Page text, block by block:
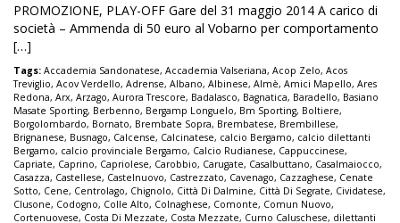
PROMOZIONE, PLAY-OFF Gare del 31 maggio 2014 A carico di
società – Ammenda di 50 euro al Vobarno per comportamento
[…]
Tags: Accademia Sandonatese, Accademia Valseriana, Acop Zelo, Acos
Treviglio, Acov Verdello, Adrense, Albano, Albinese, Almè, Amici Mapello, Ares
Redona, Arx, Arzago, Aurora Trescore, Badalasco, Bagnatica, Baradello, Basiano
Masate Sporting, Berbenno, Bergamp Longuelo, Bm Sporting, Boltiere,
Borgolombardo, Bornato, Brembate Sopra, Brembatese, Brembillese,
Brignanese, Busnago, Calcense, Calcinatese, calcio Bergamo, calcio dilettanti
Bergamo, calcio provinciale Bergamo, Calcio Rudianese, Cappuccinese,
Capriate, Caprino, Capriolese, Carobbio, Carugate, Casalbuttano, Casalmaiocco,
Casazza, Castellese, Castelnuovo, Castrezzato, Cavenago, Cazzaghese, Cenate
Sotto, Cene, Centrolago, Chignolo, Città Di Dalmine, Città Di Segrate, Cividatese,
Clusone, Codogno, Colle Alto, Colnaghese, Comonte, Comun Nuovo,
Cortenuovese, Costa Di Mezzate, Costa Mezzate, Curno Caluschese, dilettanti